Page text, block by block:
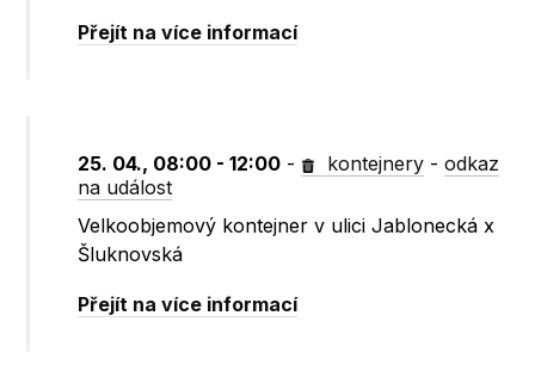
Přejít na více informací
25. 04., 08:00 - 12:00 - kontejnery -odkaz
na událost
Velkoobjemový kontejner v ulici Jablonecká x
Šluknovská
Přejít na více informací